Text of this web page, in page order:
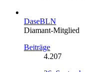
DaseBLN
Diamant-Mitglied
Beiträge
4.207